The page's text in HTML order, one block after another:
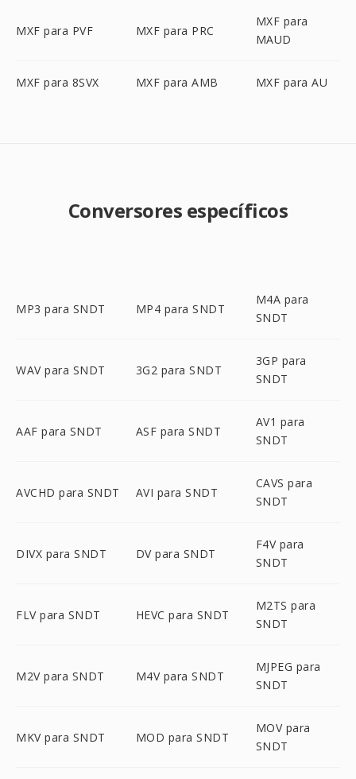
MXF para PVF MXF para PRC
MXF para
MAUD
MXF para 8SVX MXF para AMB MXF para AU
Conversores específicos
MP3 para SNDT MP4 para SNDT
M4A para
SNDT
WAV para SNDT 3G2 para SNDT
3GP para
SNDT
AAF para SNDT ASF para SNDT
AV1 para
SNDT
AVCHD para SNDT AVI para SNDT
CAVS para
SNDT
DIVX para SNDT DV para SNDT
F4V para
SNDT
FLV para SNDT HEVC para SNDT
M2TS para
SNDT
M2V para SNDT M4V para SNDT
MJPEG para
SNDT
MKV para SNDT MOD para SNDT
MOV para
SNDT